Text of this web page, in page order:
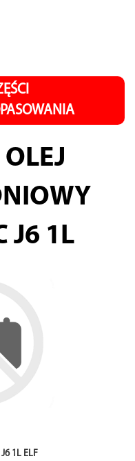
OLEJ
J6 1L
1L ELF